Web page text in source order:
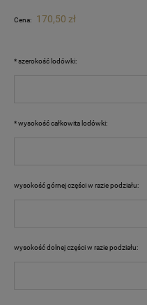
Cena: 170,50 zł
*szerokość lodówki:
*wysokość całkowita lodówki:
wysokość górnej części w razie podziału:
wysokość dolnej części w razie podziału: